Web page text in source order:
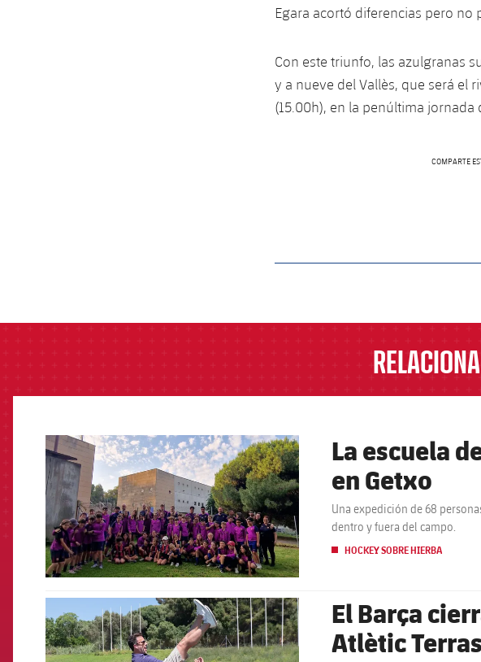
Egara acortó diferencias pero no
Con este triunfo, las azulgranas
y a nueve del Vallès, que será el
(15.00h), en la penúltima jornada
COMPARTE
FCB Barcelona badge
La escuela
en Getxo
Una expedición de 68
dentro y fuera del campo.
HOCKEY SOBRE HIERBA
FCB Barcelona badge
El Barça
Atlètic